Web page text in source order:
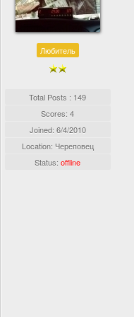
Любитель
Total Posts : 149
Scores: 4
Joined: 6/4/2010
Location: Череповец
Status:offline